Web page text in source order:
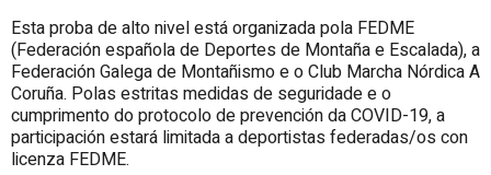
Esta proba de alto nivel está organizada pola FEDME
(Federación española de Deportes de Montaña e Escalada), a
Federación Galega de Montañismo e o Club Marcha Nórdica A
Coruña. Polas estritas medidas de seguridade e o
cumprimento do protocolo de prevención da COVID-19, a
participación estará limitada a deportistas federadas/os con
licenza FEDME.